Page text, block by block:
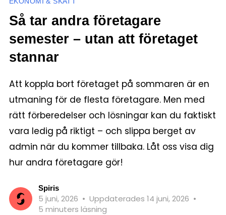
Så tar andra företagare
semester – utan att företaget
stannar
Att koppla bort företaget på sommaren är en
utmaning för de flesta företagare. Men med
rätt förberedelser och lösningar kan du faktiskt
vara ledig på riktigt – och slippa berget av
admin när du kommer tillbaka. Låt oss visa dig
hur andra företagare gör!
Spiris
5 juni, 2026 • Uppdaterades 14 juni, 2026 •
5 minuters läsning